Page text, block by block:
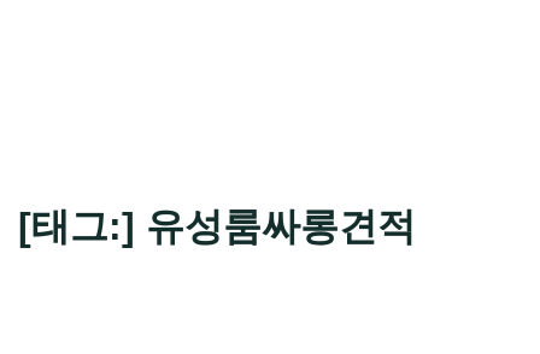
[태그:] 유성룸싸롱견적